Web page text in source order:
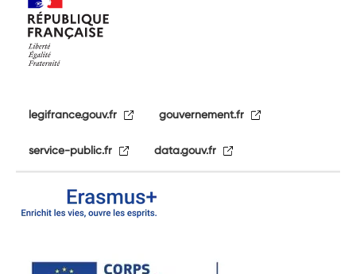
legifrance.gouv.fr gouvernement.fr
service-public.fr data.gouv.fr